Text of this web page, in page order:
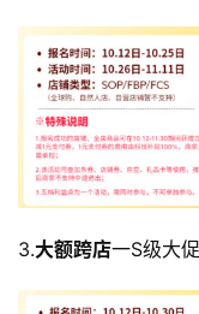
3.大额跨店一S级大